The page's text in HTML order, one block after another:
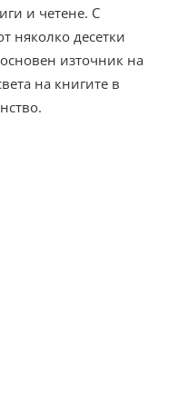
и четене. С
няколко десетки
източник на
на книгите в